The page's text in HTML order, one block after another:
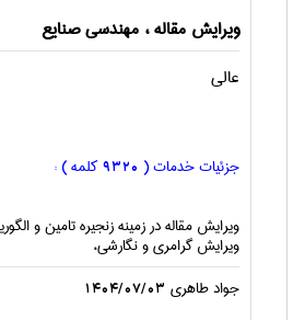
ویرایش مقاله ، مهندسی صنايع
عالی
جزئیات خدمات ( 9320 کلمه ) :
ویرایش مقاله در زمینه زنجیره تامین و
ویرایش گرامری و نگارشی،
جواد طاهری 1404/07/03